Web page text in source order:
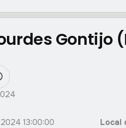
Gontijo
13:00:00 Local